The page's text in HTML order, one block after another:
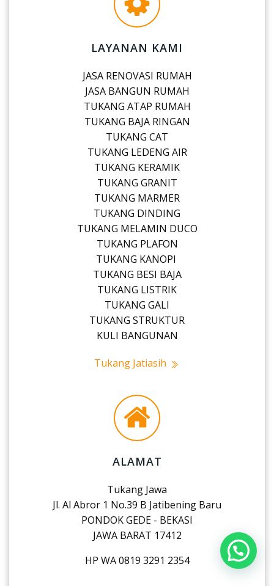
LAYANAN KAMI
JASA RENOVASI RUMAH
JASA BANGUN RUMAH
TUKANG ATAP RUMAH
TUKANG BAJA RINGAN
TUKANG CAT
TUKANG LEDENG AIR
TUKANG KERAMIK
TUKANG GRANIT
TUKANG MARMER
TUKANG DINDING
TUKANG MELAMIN DUCO
TUKANG PLAFON
TUKANG KANOPI
TUKANG BESI BAJA
TUKANG LISTRIK
TUKANG GALI
TUKANG STRUKTUR
KULI BANGUNAN
Tukang Jatiasih
ALAMAT
Tukang Jawa
Jl. Al Abror 1 No.39 B Jatibening Baru
PONDOK GEDE - BEKASI
JAWA BARAT 17412
HP WA 0819 3291 2354